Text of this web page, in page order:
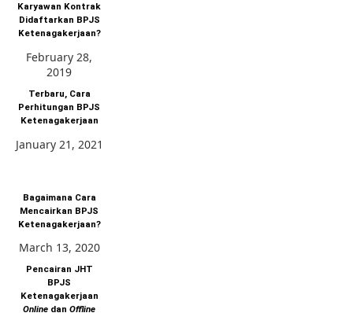
Karyawan Kontrak
Didaftarkan BPJS
Ketenagakerjaan?
February 28,
2019
Terbaru, Cara
Perhitungan BPJS
Ketenagakerjaan
January 21, 2021
Bagaimana Cara
Mencairkan BPJS
Ketenagakerjaan?
March 13, 2020
Pencairan JHT
BPJS
Ketenagakerjaan
Online danOffline